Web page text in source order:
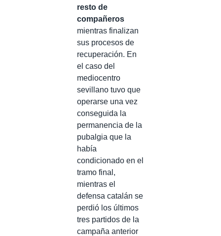
resto de
compañeros
mientras finalizan
sus procesos de
recuperación. En
el caso del
mediocentro
sevillano tuvo que
operarse una vez
conseguida la
permanencia de la
pubalgia que la
había
condicionado en el
tramo final,
mientras el
defensa catalán se
perdió los últimos
tres partidos de la
campaña anterior